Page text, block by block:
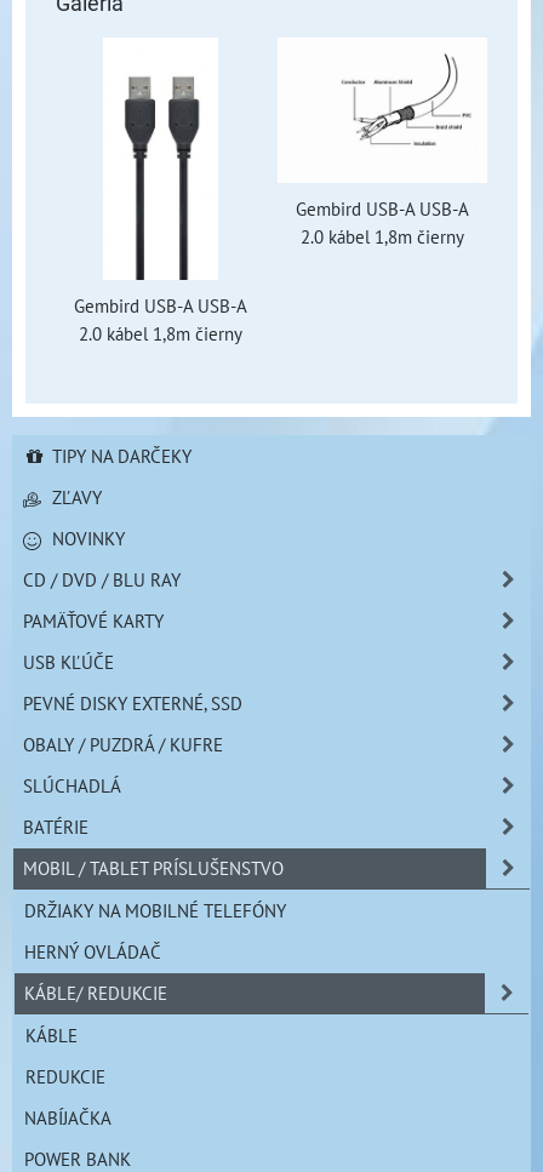
Gembird USB-A USB-A
2.0 kábel 1,8m čierny
Gembird USB-A USB-A
2.0 kábel 1,8m čierny
TIPY NA DARČEKY
ZĽAVY
NOVINKY
CD / DVD / BLU RAY
PAMÄŤOVÉ KARTY
USB KĽÚČE
PEVNÉ DISKY EXTERNÉ, SSD
OBALY / PUZDRÁ / KUFRE
SLÚCHADLÁ
BATÉRIE
MOBIL / TABLET PRÍSLUŠENSTVO
DRŽIAKY NA MOBILNÉ TELEFÓNY
HERNÝ OVLÁDAČ
KÁBLE/ REDUKCIE
KÁBLE
REDUKCIE
NABÍJAČKA
POWER BANK